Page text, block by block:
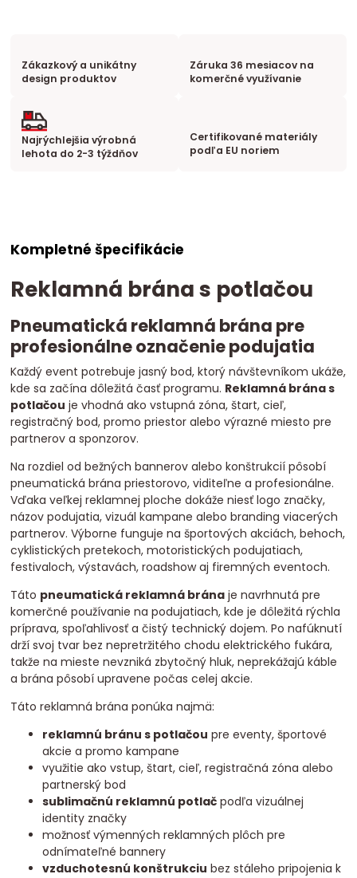
Zákazkový a unikátny
design produktov
Záruka 36 mesiacov na
komerčné využívanie
Najrýchlejšia výrobná
lehota do 2-3 týždňov
Certifikované materiály
podľa EU noriem
Kompletné špecifikácie
Reklamná brána s potlačou
Pneumatická reklamná brána pre
profesionálne označenie podujatia
Každý event potrebuje jasný bod, ktorý návštevníkom ukáže,
kde sa začína dôležitá časť programu. Reklamná brána s
potlačou je vhodná ako vstupná zóna, štart, cieľ,
registračný bod, promo priestor alebo výrazné miesto pre
partnerov a sponzorov.
Na rozdiel od bežných bannerov alebo konštrukcií pôsobí
pneumatická brána priestorovo, viditeľne a profesionálne.
Vďaka veľkej reklamnej ploche dokáže niesť logo značky,
názov podujatia, vizuál kampane alebo branding viacerých
partnerov. Výborne funguje na športových akciách, behoch,
cyklistických pretekoch, motoristických podujatiach,
festivaloch, výstavách, roadshow aj firemných eventoch.
Táto pneumatická reklamná brána je navrhnutá pre
komerčné používanie na podujatiach, kde je dôležitá rýchla
príprava, spoľahlivosť a čistý technický dojem. Po nafúknutí
drží svoj tvar bez nepretržitého chodu elektrického fukára,
takže na mieste nevzniká zbytočný hluk, neprekážajú káble
a brána pôsobí upravene počas celej akcie.
Táto reklamná brána ponúka najmä:
reklamnú bránu s potlačou pre eventy, športové
akcie a promo kampane
využitie ako vstup, štart, cieľ, registračná zóna alebo
partnerský bod
sublimačnú reklamnú potlač podľa vizuálnej
identity značky
možnosť výmenných reklamných plôch pre
odnímateľné bannery
vzduchotesnú konštrukciu bez stáleho pripojenia k